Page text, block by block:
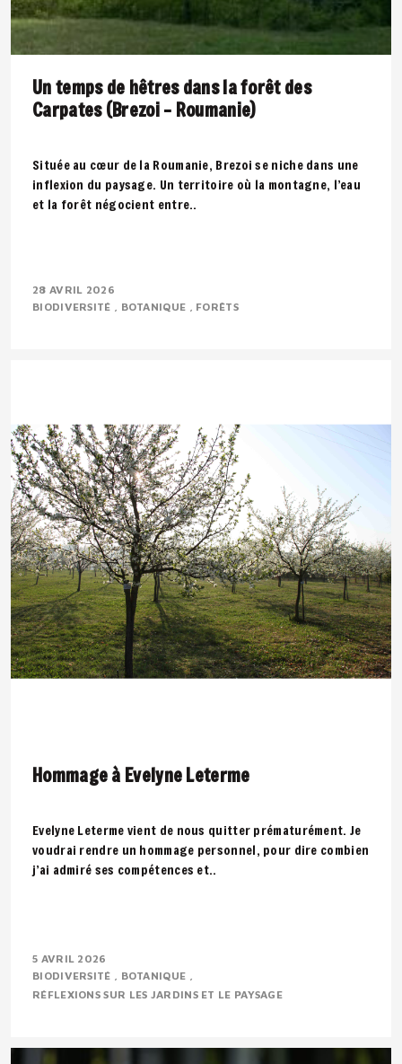
Un temps de hêtres dans la forêt des
Carpates (Brezoi – Roumanie)
Située au cœur de la Roumanie, Brezoi se niche dans une
inflexion du paysage. Un territoire où la montagne, l’eau
et la forêt négocient entre..
28 AVRIL 2026
BIODIVERSITÉ
BOTANIQUE FORÊTS
Hommage à Evelyne Leterme
Evelyne Leterme vient de nous quitter prématurément. Je
voudrai rendre un hommage personnel, pour dire combien
j’ai admiré ses compétences et..
5 AVRIL 2026
BIODIVERSITÉ
BOTANIQUE
RÉFLEXIONS SUR LES JARDINS ET LE PAYSAGE